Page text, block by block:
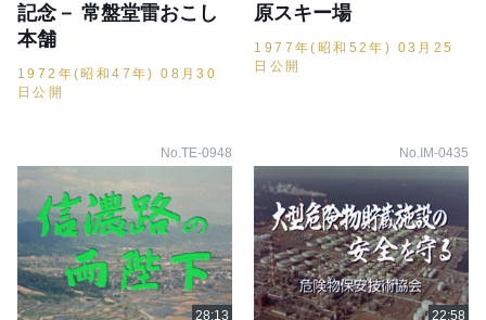
記念－ 常盤堂雷おこし
本舗
1972年(昭和47年) 08月30
日公開
原スキー場
1977年(昭和52年) 03月25
日公開
No.TE-0948 No.IM-0435